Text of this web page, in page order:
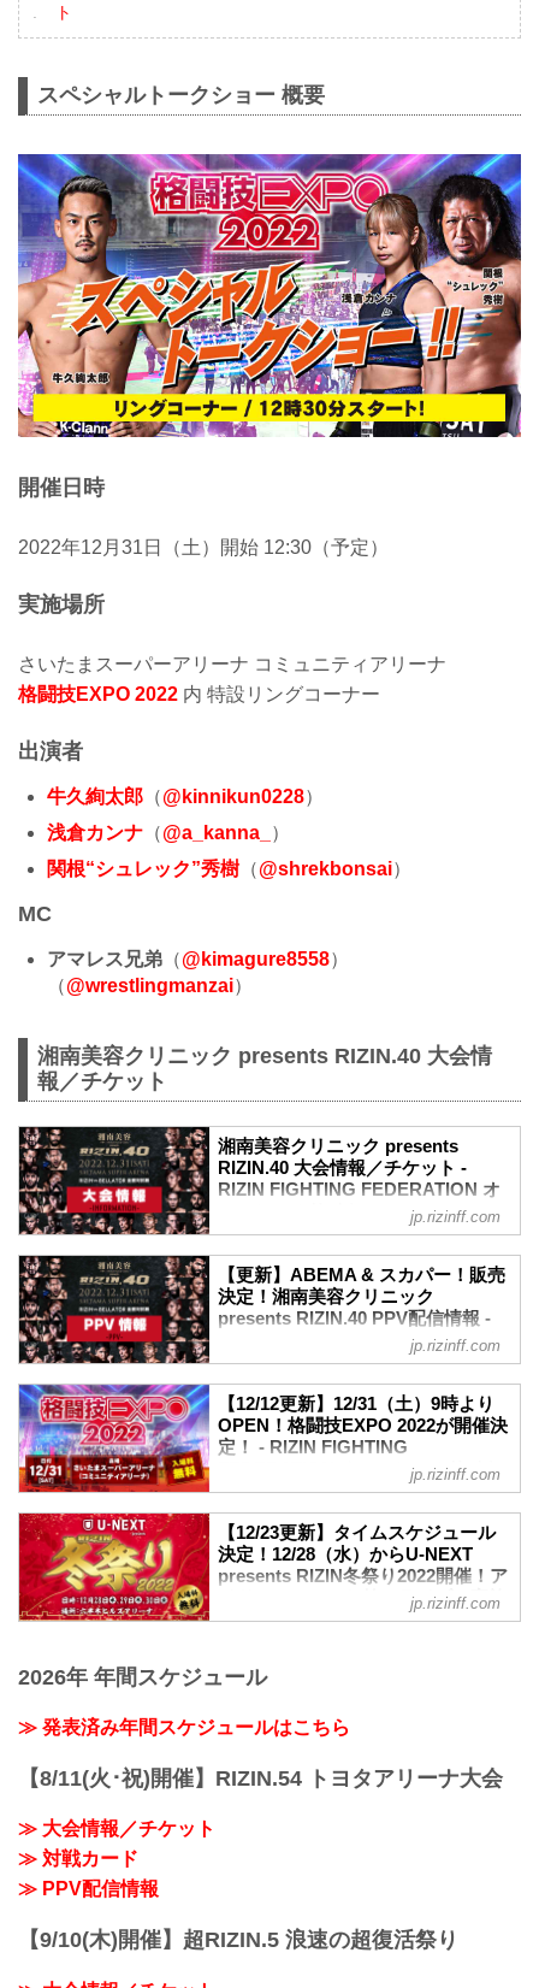
ト
スペシャルトークショー 概要
開催日時
2022年12月31日（土）開始 12:30（予定）
実施場所
さいたまスーパーアリーナ コミュニティアリーナ
格闘技EXPO 2022 内 特設リングコーナー
出演者
牛久絢太郎 （@kinnikun0228）
浅倉カンナ （@a_kanna_
）
関根“シュレック”秀樹 （@shrekbonsai）
MC
アマレス兄弟 （@kimagure8558）
（@wrestlingmanzai）
湘南美容クリニック presents RIZIN.40 大会情
報／チケット
湘南美容クリニック presents
RIZIN.40 大会情報／チケット -
RIZIN FIGHTING FEDERATION オ
12/21（水）更新
チケット
SA席（17,000円）が12/22（木）10:00よ
チケット
VVIP席、VIP席、SRS席、A席は完売い
たしました。
MOVIE
【Trailer】湘南美容クリニック presents
RIZIN.40 in さいたまスーパーアリーナ
youtu.be
大会概要
名称
湘南美容クリニック presents RIZIN.40
会場
jp.rizinff.com
【更新】ABEMA & スカパー！販売
決定！湘南美容クリニック
presents RIZIN.40 PPV配信情報 -
RIZIN FIGHTING FEDERATION オ
フィシャルサイト
更新情報
12/12（月）更新
以下のプラットフォームでもPPV配信の
販売が決定！
12月31日（土）さいたまスーパーアリー
ナにて開催される湘南美容クリニック
presents RIZIN.40の各配信サービスの
PPV配信チケット情報をまとめたぞ！
会場に来れない方はお好きな配信サービ
RIZIN.40を全試合リアルタイムで視聴し
よう！
配信日時 料金 配信媒体 ア...
jp.rizinff.com
【12/12更新】12/31（土）9時より
OPEN！格闘技EXPO 2022が開催決
定！ - RIZIN FIGHTING
FEDERATION オフィシャルサイト
ナのコミュニティアリーナで行われる
『格闘技EXPO 2022』の詳細が決定した
ぞ！
会場内には特設リングコーナーが設置さ
れ様々なイベントを開催予定！また今年
ナーなど、皆んなで楽しめるブースが盛
格闘技EXPO 2022は入場無料！大晦日は
2022を楽しもう！
jp.rizinff.com
【12/23更新】タイムスケジュール
決定！12/28（水）からU-NEXT
presents RIZIN冬祭り2022開催！ア
イドルフェス、お笑いライブの実施
も決定！ - RIZIN FIGHTING
更新情報
タイムスケジュール決定！
12/21（水）更新
U-NEXTが冠協賛に決定！
12/13（火）更新
催されることが決定したぞ！
このRIZIN冬祭り2022では、人気アイド
jp.rizinff.com
2026年 年間スケジュール
≫ 発表済み年間スケジュールはこちら
【8/11(火･祝)開催】RIZIN.54 トヨタアリーナ大会
≫ 大会情報／チケット
≫ 対戦カード
≫ PPV配信情報
【9/10(木)開催】超RIZIN.5 浪速の超復活祭り